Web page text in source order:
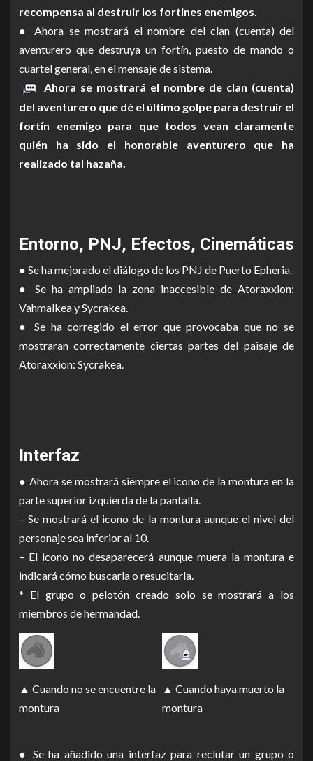
recompensa al destruir los fortines enemigos.
● Ahora se mostrará el nombre del clan (cuenta) del
aventurero que destruya un fortín, puesto de mando o
cuartel general, en el mensaje de sistema.
Ahora se mostrará el nombre de clan (cuenta)
del aventurero que dé el último golpe para destruir el
fortín enemigo para que todos vean claramente
quién ha sido el honorable aventurero que ha
realizado tal hazaña.
Entorno, PNJ, Efectos, Cinemáticas
● Se ha mejorado el diálogo de los PNJ de Puerto Epheria.
● Se ha ampliado la zona inaccesible de Atoraxxion:
Vahmalkea y Sycrakea.
● Se ha corregido el error que provocaba que no se
mostraran correctamente ciertas partes del paisaje de
Atoraxxion: Sycrakea.
Interfaz
● Ahora se mostrará siempre el icono de la montura en la
parte superior izquierda de la pantalla.
– Se mostrará el icono de la montura aunque el nivel del
personaje sea inferior al 10.
– El icono no desaparecerá aunque muera la montura e
indicará cómo buscarla o resucitarla.
* El grupo o pelotón creado solo se mostrará a los
miembros de hermandad.
▲ Cuando no se encuentre la
montura
▲ Cuando haya muerto la
montura
● Se ha añadido una interfaz para reclutar un grupo o